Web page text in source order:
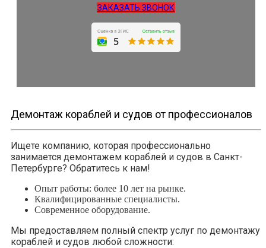
ЗАКАЗАТЬ ЗВОНОК
Демонтаж кораблей и судов от профессионалов
Ищете компанию, которая профессионально
занимается демонтажем кораблей и судов в Санкт-
Петербурге? Обратитесь к нам!
Опыт работы: более 10 лет на рынке.
Квалифицированные специалисты.
Современное оборудование.
Мы предоставляем полный спектр услуг по демонтажу
кораблей и судов любой сложности: